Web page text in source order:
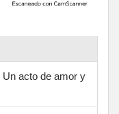
acto de amor y